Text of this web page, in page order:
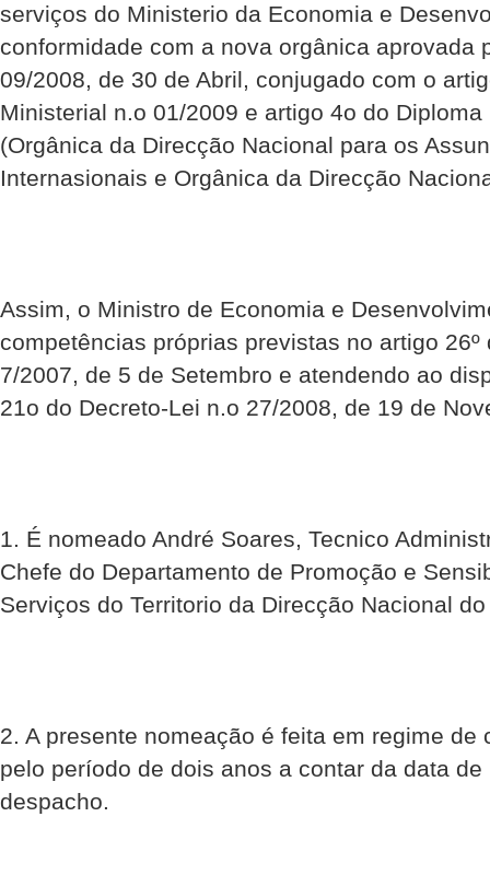
serviços do Ministerio da Economia e
conformidade com a nova orgânica aprovada
09/2008, de 30 de Abril, conjugado com o
Ministerial n.o 01/2009 e artigo 4o do
(Orgânica da Direcção Nacional para os
Internasionais e Orgânica da Direcção
Assim, o Ministro de Economia e
competências próprias previstas no artigo 26º
7/2007, de 5 de Setembro e atendendo ao
21o do Decreto-Lei n.o 27/2008, de 19 de
1. É nomeado André Soares, Tecnico
Chefe do Departamento de Promoção e
Serviços do Territorio da Direcção Nacional
2. A presente nomeação é feita em regime de
pelo período de dois anos a contar da data
despacho.